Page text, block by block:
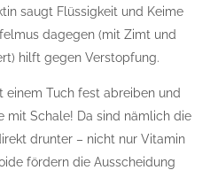
saugt Flüssigkeit und Keime
dagegen (mit Zimt und
hilft gegen Verstopfung.
einem Tuch fest abreiben und
mit Schale! Da sind nämlich die
drunter – nicht nur Vitamin
fördern die Ausscheidung